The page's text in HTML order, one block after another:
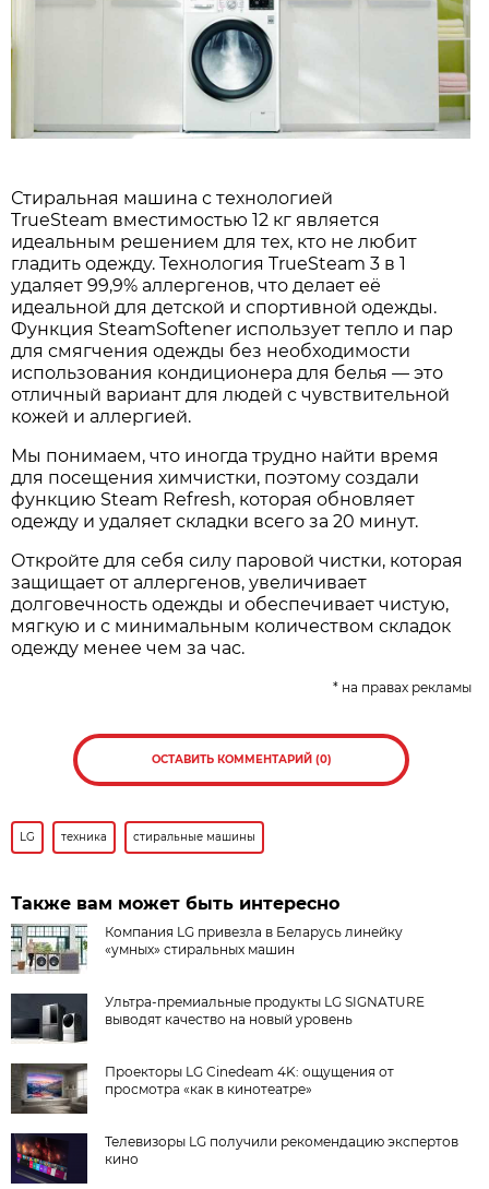
Стиральная машина с технологией
TrueSteam вместимостью 12 кг является
идеальным решением для тех, кто не любит
гладить одежду. Технология TrueSteam 3 в 1
удаляет 99,9% аллергенов, что делает её
идеальной для детской и спортивной одежды.
Функция SteamSoftener использует тепло и пар
для смягчения одежды без необходимости
использования кондиционера для белья — это
отличный вариант для людей с чувствительной
кожей и аллергией.
Мы понимаем, что иногда трудно найти время
для посещения химчистки, поэтому создали
функцию Steam Refresh, которая обновляет
одежду и удаляет складки всего за 20 минут.
Откройте для себя силу паровой чистки, которая
защищает от аллергенов, увеличивает
долговечность одежды и обеспечивает чистую,
мягкую и с минимальным количеством складок
одежду менее чем за час.
* на правах рекламы
ОСТАВИТЬ КОММЕНТАРИЙ (0)
LG техника стиральные машины
Также вам может быть интересно
Компания LG привезла в Беларусь линейку
«умных» стиральных машин
Ультра-премиальные продукты LG SIGNATURE
выводят качество на новый уровень
Проекторы LG Cinedeam 4K: ощущения от
просмотра «как в кинотеатре»
Телевизоры LG получили рекомендацию экспертов
кино